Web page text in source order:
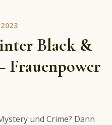
Black &
Frauenpower
und Crime? Dann